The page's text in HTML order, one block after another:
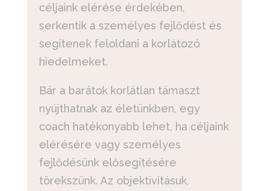
céljaink elérése érdekében,
serkentik a személyes fejlődést és
segítenek feloldani a korlátozó
hiedelmeket.
Bár a barátok korlátlan támaszt
nyújthatnak az életünkben, egy
coach hatékonyabb lehet, ha céljaink
elérésére vagy személyes
fejlődésünk elősegítésére
törekszünk. Az objektivitásuk,